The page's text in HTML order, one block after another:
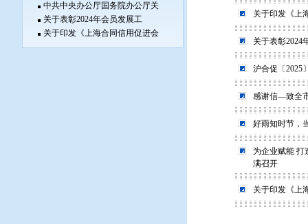
中共中央办公厅国务院办公厅关
关于表彰2024年会员发展工
关于印发《上海合同信用促进会
关于印发《上
关于表彰2024
沪合促〔2025
感谢信—致全
好雨知时节，
为企业赋能 打
满召开
关于印发《上